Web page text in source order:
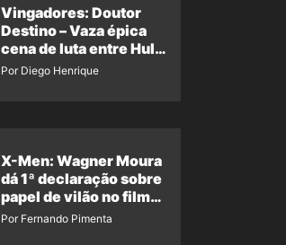
Vingadores: Doutor
Destino – Vaza épica
cena de luta entre Hulk
e o Coisa
Por Diego Henrique
X-Men: Wagner Moura
dá 1ª declaração sobre
papel de vilão no filme
da Marvel
Por Fernando Pimenta